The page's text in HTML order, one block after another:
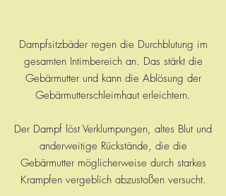
Dampfsitzbäder regen die Durchblutung im
gesamten Intimbereich an. Das stärkt die
Gebärmutter und kann die Ablösung der
Gebärmutterschleimhaut erleichtern.
Der Dampf löst Verklumpungen, altes Blut und
anderweitige Rückstände, die die
Gebärmutter möglicherweise durch starkes
Krampfen vergeblich abzustoßen versucht.